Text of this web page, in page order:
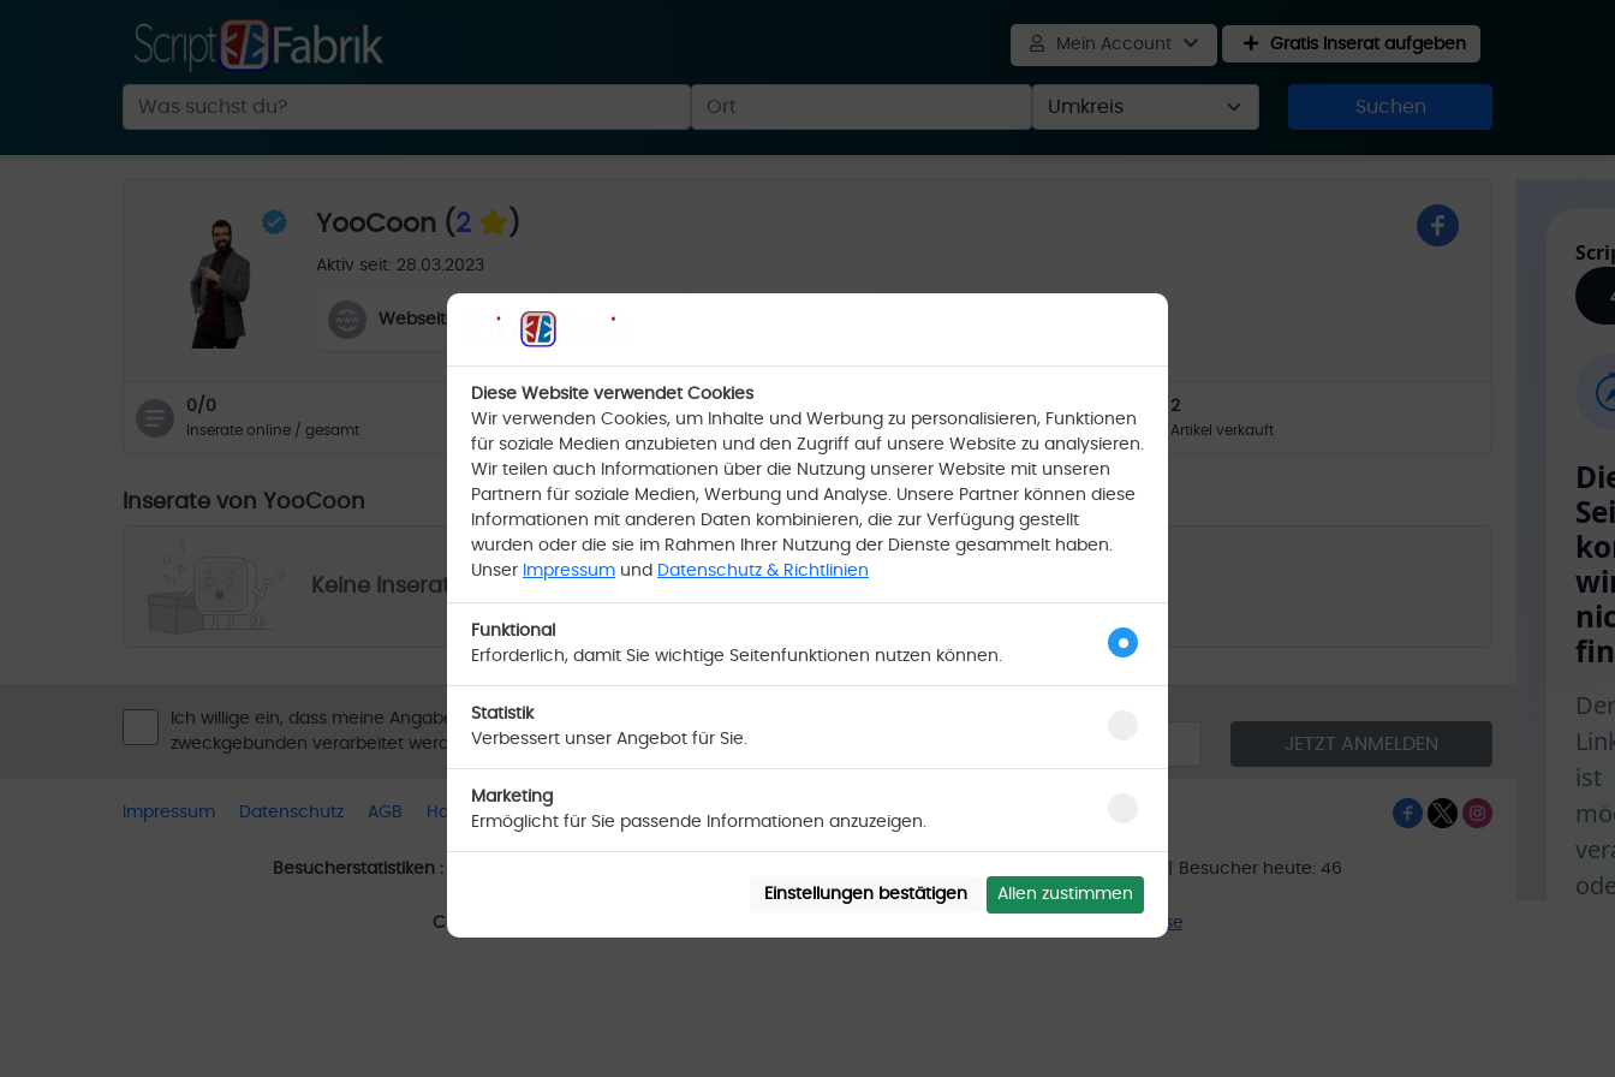
Mein Account Gratis Inserat aufgeben
Suchen
YooCoon (2 )
Aktiv seit: 28.03.2023
Webseite öffnen
0/0
Inserate online / gesamt Übliche Antwortrate
2
Artikel verkauft
Inserate von YooCoon
Keine Inserate vorhanden
Ich willige ein, dass meine Angaben laut Datenschutzerklärung
zweckgebunden verarbeitet werden.
Impressum Datenschutz AGB Handyshop Hilfe Support kontaktieren
Besucherstatistiken : Besucher heute: 46
Copyright Anzeigenmarkt V11 Enterprise
Diese Website verwendet Cookies
Wir verwenden Cookies, um Inhalte und Werbung zu personalisieren, Funktionen
für soziale Medien anzubieten und den Zugriff auf unsere Website zu analysieren.
Wir teilen auch Informationen über die Nutzung unserer Website mit unseren
Partnern für soziale Medien, Werbung und Analyse. Unsere Partner können diese
Informationen mit anderen Daten kombinieren, die zur Verfügung gestellt
wurden oder die sie im Rahmen Ihrer Nutzung der Dienste gesammelt haben.
Unser Impressum und Datenschutz & Richtlinien
Funktional
Erforderlich, damit Sie wichtige Seitenfunktionen nutzen können.
Statistik
Verbessert unser Angebot für Sie.
Marketing
Ermöglicht für Sie passende Informationen anzuzeigen.
Einstellungen bestätigen Allen zustimmen